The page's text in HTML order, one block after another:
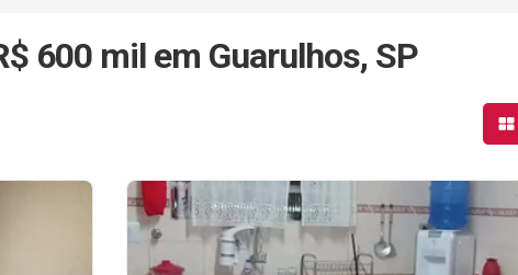
600 mil em Guarulhos, SP